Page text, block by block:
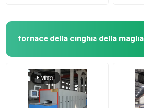
Richieda una citazione
fornace della cinghia della maglia